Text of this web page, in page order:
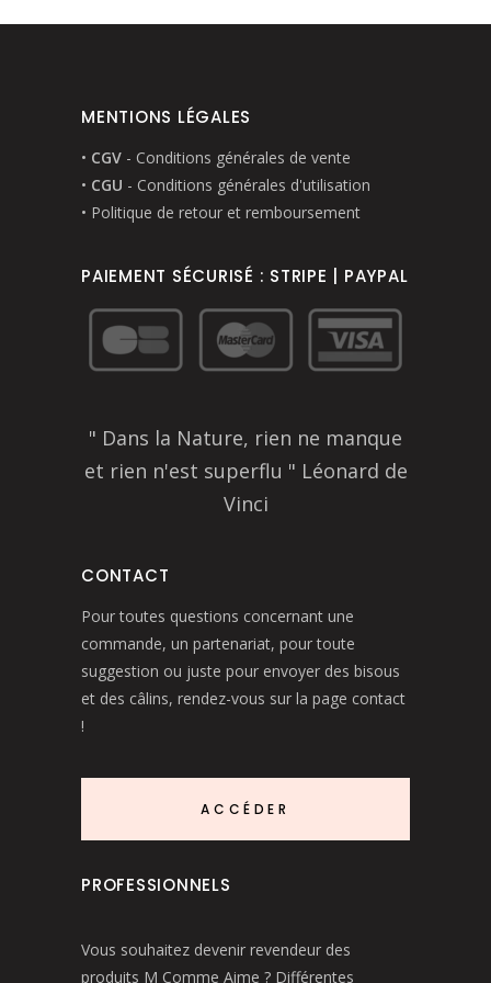
MENTIONS LÉGALES
• CGV - Conditions générales de vente
• CGU - Conditions générales d'utilisation
• Politique de retour et remboursement
PAIEMENT SÉCURISÉ : STRIPE | PAYPAL
" Dans la Nature, rien ne manque
et rien n'est superflu " Léonard de
Vinci
CONTACT
Pour toutes questions concernant une
commande, un partenariat, pour toute
suggestion ou juste pour envoyer des bisous
et des câlins, rendez-vous sur la page contact
!
ACCÉDER
PROFESSIONNELS
Vous souhaitez devenir revendeur des
produits M Comme Aime ? Différentes